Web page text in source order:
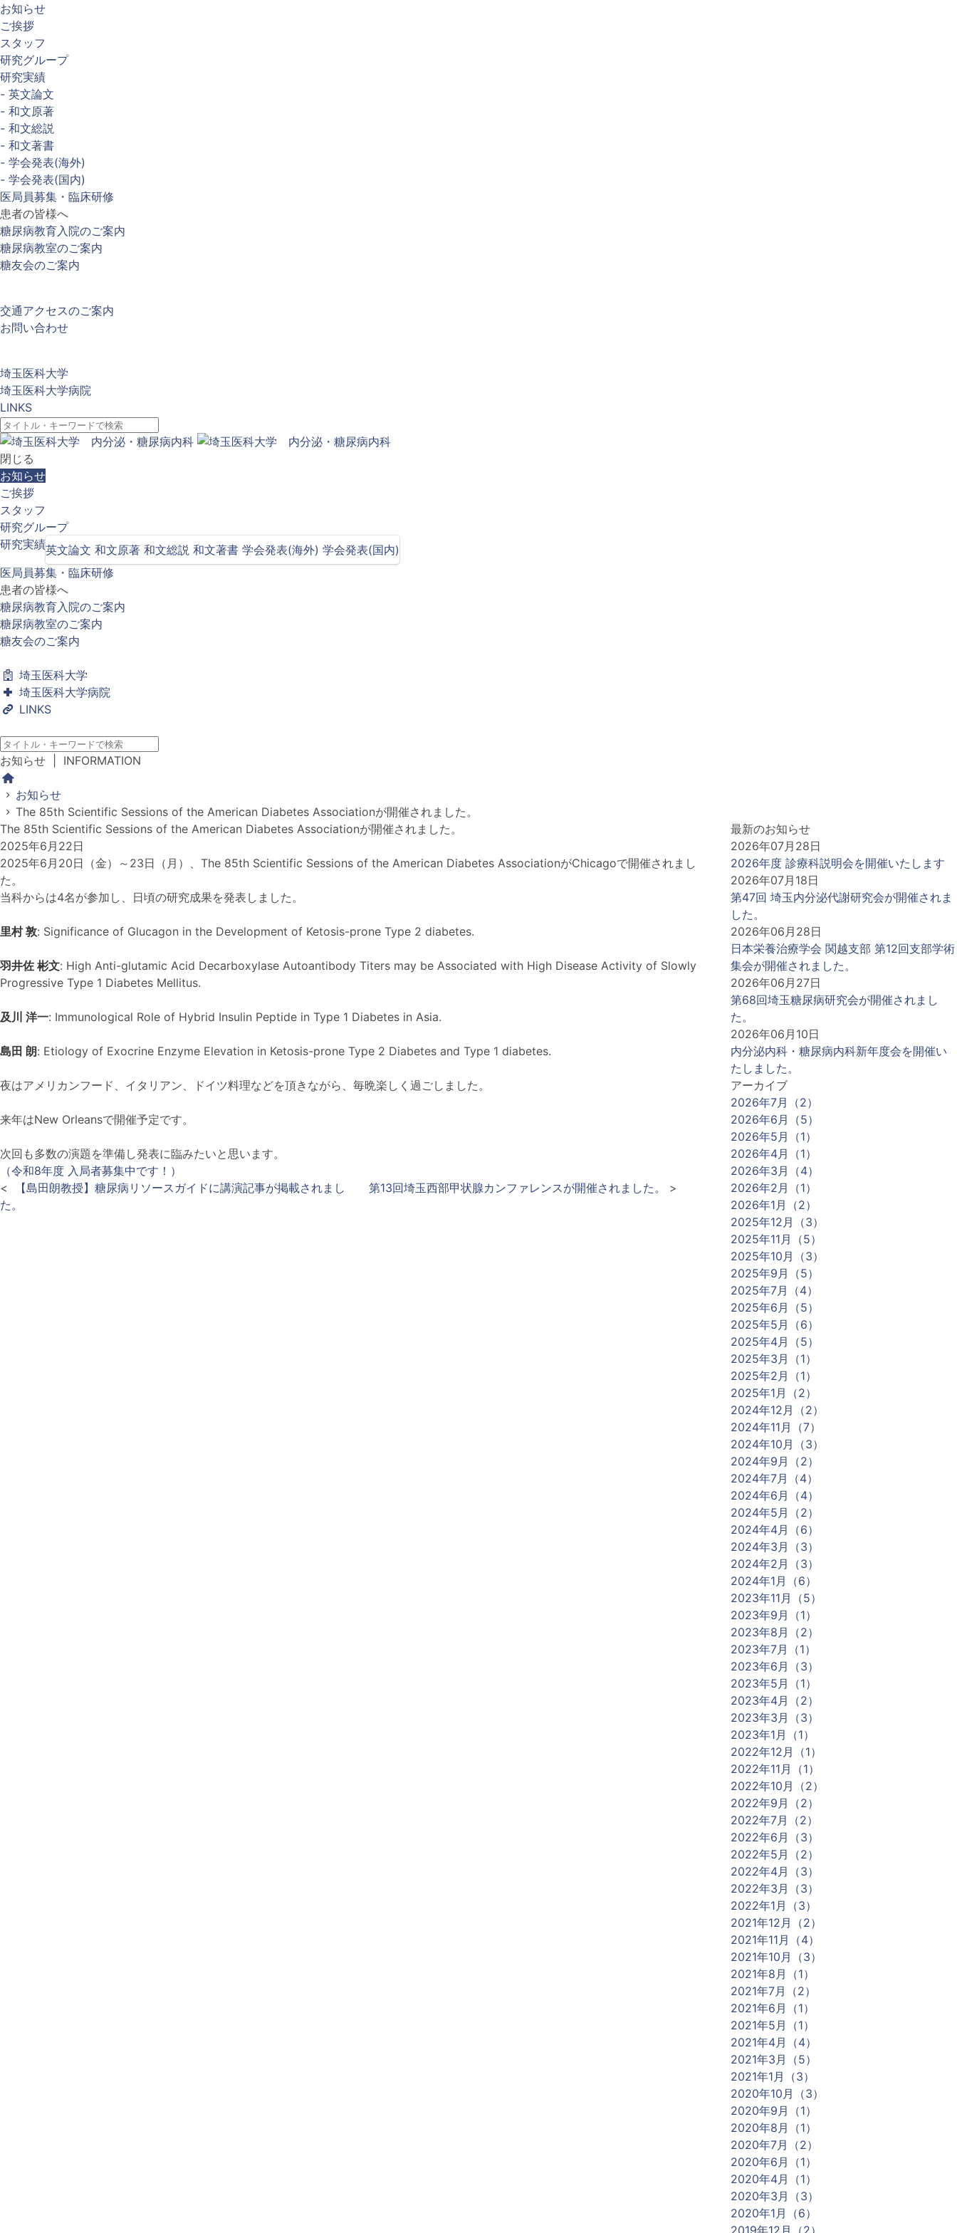
お知らせ
ご挨拶
スタッフ
研究グループ
研究実績
- 英文論文
- 和文原著
- 和文総説
- 和文著書
- 学会発表(海外)
- 学会発表(国内)
医局員募集・臨床研修
患者の皆様へ
糖尿病教育入院のご案内
糖尿病教室のご案内
糖友会のご案内
交通アクセスのご案内
お問い合わせ
埼玉医科大学
埼玉医科大学病院
LINKS
閉じる
お知らせ
ご挨拶
スタッフ
研究グループ
研究実績英文論文 和文原著 和文総説 和文著書 学会発表(海外) 学会発表(国内)
医局員募集・臨床研修
患者の皆様へ
糖尿病教育入院のご案内
糖尿病教室のご案内
糖友会のご案内
埼玉医科大学
埼玉医科大学病院
LINKS
お知らせ | INFORMATION
お知らせ
The 85th Scientific Sessions of the American Diabetes Associationが開催されました。
The 85th Scientific Sessions of the American Diabetes Associationが開催されました。
2025年6月22日
2025年6月20日（金）～23日（月）、The 85th Scientific Sessions of the American Diabetes AssociationがChicagoで開催されまし
た。
当科からは4名が参加し、日頃の研究成果を発表しました。
里村 敦: Significance of Glucagon in the Development of Ketosis-prone Type 2 diabetes.
羽井佐 彬文: High Anti-glutamic Acid Decarboxylase Autoantibody Titers may be Associated with High Disease Activity of Slowly
Progressive Type 1 Diabetes Mellitus.
及川 洋一: Immunological Role of Hybrid Insulin Peptide in Type 1 Diabetes in Asia.
島田 朗: Etiology of Exocrine Enzyme Elevation in Ketosis-prone Type 2 Diabetes and Type 1 diabetes.
夜はアメリカンフード、イタリアン、ドイツ料理などを頂きながら、毎晩楽しく過ごしました。
来年はNew Orleansで開催予定です。
次回も多数の演題を準備し発表に臨みたいと思います。
（令和8年度 入局者募集中です！）
<
【島田朗教授】糖尿病リソースガイドに講演記事が掲載されまし
た。
第13回埼玉西部甲状腺カンファレンスが開催されました。 >
最新のお知らせ
2026年07月28日
2026年度 診療科説明会を開催いたします
2026年07月18日
第47回 埼玉内分泌代謝研究会が開催されま
した。
2026年06月28日
日本栄養治療学会 関越支部 第12回支部学術
集会が開催されました。
2026年06月27日
第68回埼玉糖尿病研究会が開催されまし
た。
2026年06月10日
内分泌内科・糖尿病内科新年度会を開催い
たしました。
アーカイブ
2026年7月（2）
2026年6月（5）
2026年5月（1）
2026年4月（1）
2026年3月（4）
2026年2月（1）
2026年1月（2）
2025年12月（3）
2025年11月（5）
2025年10月（3）
2025年9月（5）
2025年7月（4）
2025年6月（5）
2025年5月（6）
2025年4月（5）
2025年3月（1）
2025年2月（1）
2025年1月（2）
2024年12月（2）
2024年11月（7）
2024年10月（3）
2024年9月（2）
2024年7月（4）
2024年6月（4）
2024年5月（2）
2024年4月（6）
2024年3月（3）
2024年2月（3）
2024年1月（6）
2023年11月（5）
2023年9月（1）
2023年8月（2）
2023年7月（1）
2023年6月（3）
2023年5月（1）
2023年4月（2）
2023年3月（3）
2023年1月（1）
2022年12月（1）
2022年11月（1）
2022年10月（2）
2022年9月（2）
2022年7月（2）
2022年6月（3）
2022年5月（2）
2022年4月（3）
2022年3月（3）
2022年1月（3）
2021年12月（2）
2021年11月（4）
2021年10月（3）
2021年8月（1）
2021年7月（2）
2021年6月（1）
2021年5月（1）
2021年4月（4）
2021年3月（5）
2021年1月（3）
2020年10月（3）
2020年9月（1）
2020年8月（1）
2020年7月（2）
2020年6月（1）
2020年4月（1）
2020年3月（3）
2020年1月（6）
2019年12月（2）